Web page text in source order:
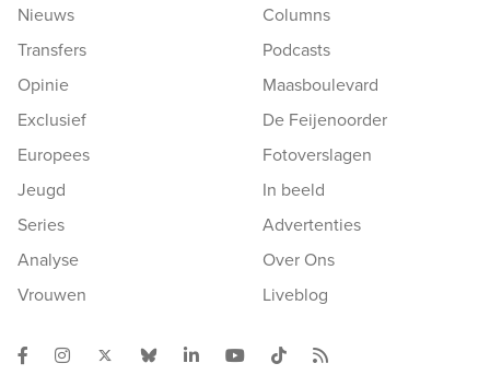
Nieuws
Transfers
Opinie
Exclusief
Europees
Jeugd
Series
Analyse
Vrouwen
Columns
Podcasts
Maasboulevard
De Feijenoorder
Fotoverslagen
In beeld
Advertenties
Over Ons
Liveblog